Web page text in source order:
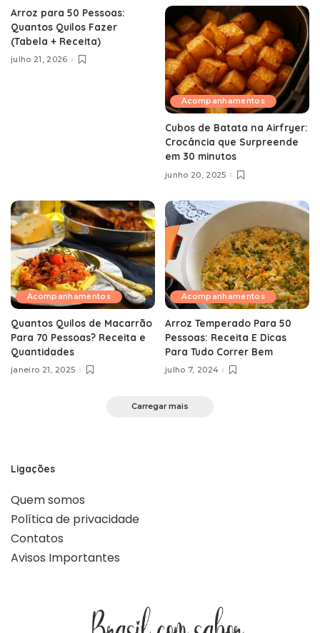
Arroz para 50 Pessoas:
Quantos Quilos Fazer
(Tabela + Receita)
julho 21, 2026
Acompanhamentos
Cubos de Batata na Airfryer:
Crocância que Surpreende
em 30 minutos
junho 20, 2025
Acompanhamentos
Quantos Quilos de Macarrão
Para 70 Pessoas? Receita e
Quantidades
janeiro 21, 2025
Acompanhamentos
Arroz Temperado Para 50
Pessoas: Receita E Dicas
Para Tudo Correr Bem
julho 7, 2024
Carregar mais
Ligações
Quem somos
Política de privacidade
Contatos
Avisos Importantes